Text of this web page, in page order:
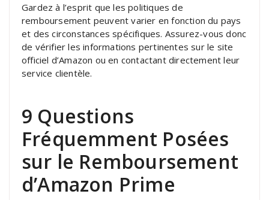
Gardez à l’esprit que les politiques de
remboursement peuvent varier en fonction du pays
et des circonstances spécifiques. Assurez-vous donc
de vérifier les informations pertinentes sur le site
officiel d’Amazon ou en contactant directement leur
service clientèle.
9 Questions
Fréquemment Posées
sur le Remboursement
d’Amazon Prime